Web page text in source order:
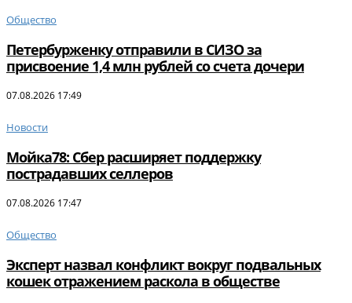
Общество
Петербурженку отправили в СИЗО за
присвоение 1,4 млн рублей со счета дочери
07.08.2026 17:49
Новости
Мойка78: Сбер расширяет поддержку
пострадавших селлеров
07.08.2026 17:47
Общество
Эксперт назвал конфликт вокруг подвальных
кошек отражением раскола в обществе